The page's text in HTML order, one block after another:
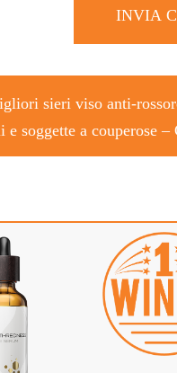
sieri viso anti-
e soggette a couperose –